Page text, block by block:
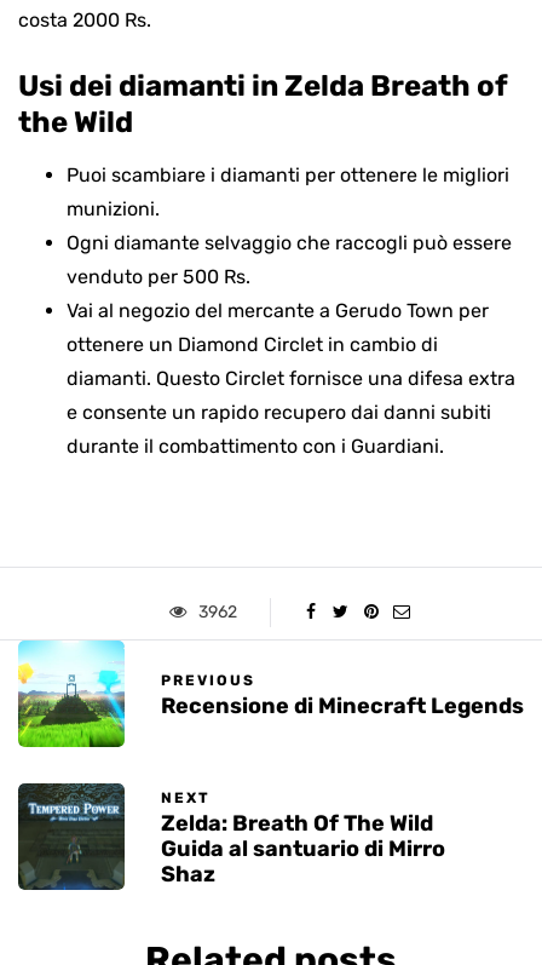
costa 2000 Rs.
Usi dei diamanti in Zelda Breath of
the Wild
Puoi scambiare i diamanti per ottenere le migliori
munizioni.
Ogni diamante selvaggio che raccogli può essere
venduto per 500 Rs.
Vai al negozio del mercante a Gerudo Town per
ottenere un Diamond Circlet in cambio di
diamanti. Questo Circlet fornisce una difesa extra
e consente un rapido recupero dai danni subiti
durante il combattimento con i Guardiani.
3962
PREVIOUS
Recensione di Minecraft Legends
NEXT
Zelda: Breath Of The Wild
Guida al santuario di Mirro
Shaz